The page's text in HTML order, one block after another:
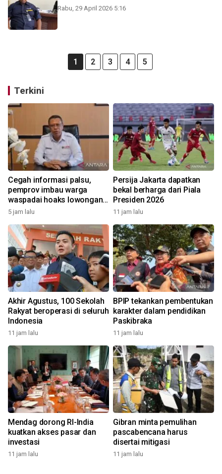
Rabu, 29 April 2026 5:16
1 2 3 4 5
Terkini
Cegah informasi palsu,
pemprov imbau warga
waspadai hoaks lowongan
kerja Blok Masela
5 jam lalu
Persija Jakarta dapatkan
bekal berharga dari Piala
Presiden 2026
11 jam lalu
Akhir Agustus, 100 Sekolah
Rakyat beroperasi di seluruh
Indonesia
11 jam lalu
BPIP tekankan pembentukan
karakter dalam pendidikan
Paskibraka
11 jam lalu
Mendag dorong RI-India
kuatkan akses pasar dan
investasi
11 jam lalu
Gibran minta pemulihan
pascabencana harus
disertai mitigasi
11 jam lalu